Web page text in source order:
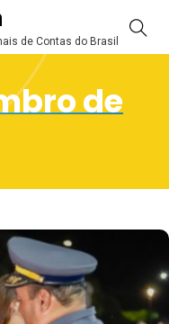
de Contas do Brasil
de